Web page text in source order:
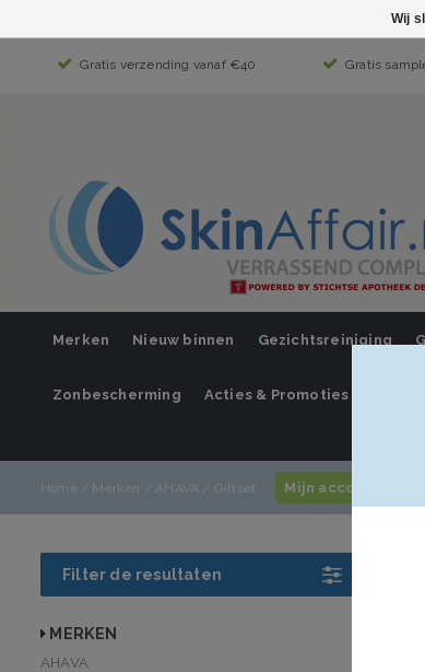
Gratis verzending vanaf €40 Gratis
Merken Nieuw binnen Gezichtsreiniging
Zonbescherming Acties & Promoties
Home/ Merken / AHAVA / Giftset Mijn account /
Filter de resultaten
MERKEN
AHAVA
Wij